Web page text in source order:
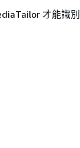
才能識